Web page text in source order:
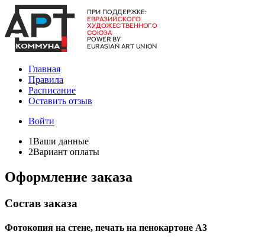
Главная
Правила
Расписание
Оставить отзыв
Войти
1Ваши данные
2Вариант оплаты
Оформление заказа
Состав заказа
Фотокопия на стене, печать на пенокартоне А3